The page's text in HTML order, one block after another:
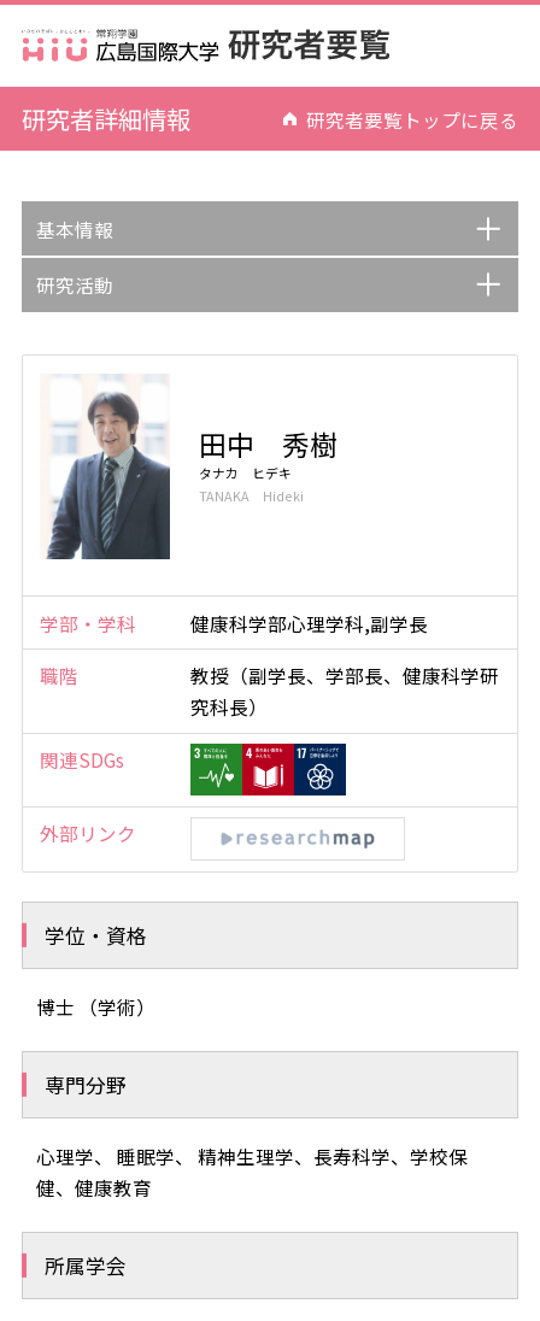
研究者詳細情報 研究者要覧トップに戻る
基本情報
研究活動
田中 秀樹
タナカ ヒデキ
TANAKA Hideki
学部・学科
健康科学部心理学科,副学長
職階
教授（副学長、学部長、健康科学研
究科長）
関連SDGs
外部リンク
学位・資格
博士 （学術）
専門分野
心理学、 睡眠学、 精神生理学、長寿科学、学校保
健、健康教育
所属学会